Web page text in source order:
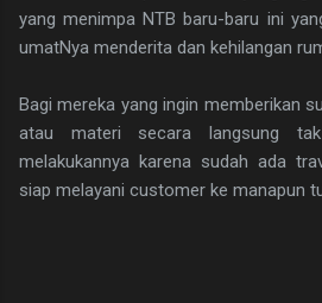
yang menimpa NTB baru-baru ini
umatNya menderita dan kehilangan
Bagi mereka yang ingin memberikan
atau materi secara langsung
melakukannya karena sudah ada
siap melayani customer ke manapun